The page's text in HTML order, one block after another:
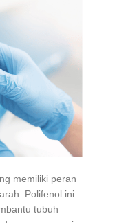
memiliki peran
Polifenol ini
tubuh